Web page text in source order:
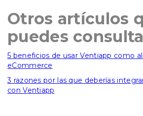
Otros artículos
puedes
5 beneficios de usar Ventiapp como
eCommerce
3 razones por las que deberías
con Ventiapp